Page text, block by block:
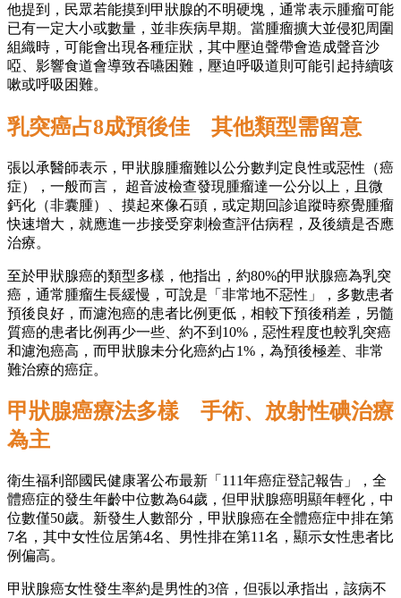
他提到，民眾若能摸到甲狀腺的不明硬塊，通常表示腫瘤可能
已有一定大小或數量，並非疾病早期。當腫瘤擴大並侵犯周圍
組織時，可能會出現各種症狀，其中壓迫聲帶會造成聲音沙
啞、影響食道會導致吞嚥困難，壓迫呼吸道則可能引起持續咳
嗽或呼吸困難。
乳突癌占8成預後佳 其他類型需留意
張以承醫師表示，甲狀腺腫瘤難以公分數判定良性或惡性（癌
症），一般而言， 超音波檢查發現腫瘤達一公分以上，且微
鈣化（非囊腫）、摸起來像石頭，或定期回診追蹤時察覺腫瘤
快速增大，就應進一步接受穿刺檢查評估病程，及後續是否應
治療。
至於甲狀腺癌的類型多樣，他指出，約80%的甲狀腺癌為乳突
癌，通常腫瘤生長緩慢，可說是「非常地不惡性」，多數患者
預後良好，而濾泡癌的患者比例更低，相較下預後稍差，另髓
質癌的患者比例再少一些、約不到10%，惡性程度也較乳突癌
和濾泡癌高，而甲狀腺未分化癌約占1%，為預後極差、非常
難治療的癌症。
甲狀腺癌療法多樣 手術、放射性碘治療
為主
衛生福利部國民健康署公布最新「111年癌症登記報告」，全
體癌症的發生年齡中位數為64歲，但甲狀腺癌明顯年輕化，中
位數僅50歲。新發生人數部分，甲狀腺癌在全體癌症中排在第
7名，其中女性位居第4名、男性排在第11名，顯示女性患者比
例偏高。
甲狀腺癌女性發生率約是男性的3倍，但張以承指出，該病不